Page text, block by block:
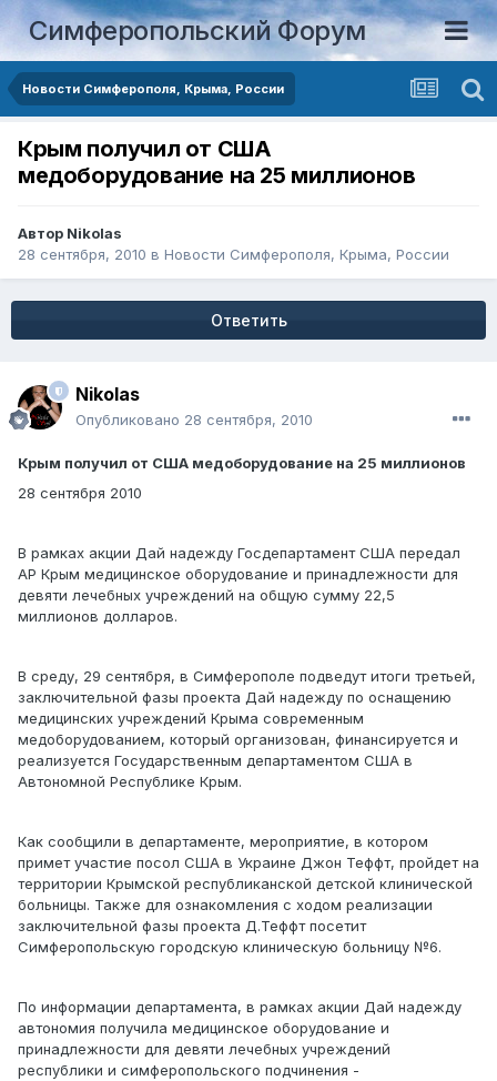
Симферопольский Форум
Новости Симферополя, Крыма, России
Крым получил от США
медоборудование на 25 миллионов
Автор Nikolas
28 сентября, 2010 в Новости Симферополя, Крыма, России
Ответить
Nikolas
Опубликовано 28 сентября, 2010
Крым получил от США медоборудование на 25 миллионов
28 сентября 2010
В рамках акции Дай надежду Госдепартамент США передал
АР Крым медицинское оборудование и принадлежности для
девяти лечебных учреждений на общую сумму 22,5
миллионов долларов.
В среду, 29 сентября, в Симферополе подведут итоги третьей,
заключительной фазы проекта Дай надежду по оснащению
медицинских учреждений Крыма современным
медоборудованием, который организован, финансируется и
реализуется Государственным департаментом США в
Автономной Республике Крым.
Как сообщили в департаменте, мероприятие, в котором
примет участие посол США в Украине Джон Теффт, пройдет на
территории Крымской республиканской детской клинической
больницы. Также для ознакомления с ходом реализации
заключительной фазы проекта Д.Теффт посетит
Симферопольскую городскую клиническую больницу №6.
По информации департамента, в рамках акции Дай надежду
автономия получила медицинское оборудование и
принадлежности для девяти лечебных учреждений
республики и симферопольского подчинения -